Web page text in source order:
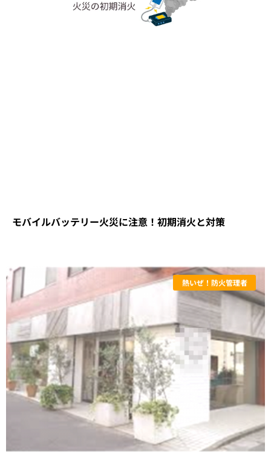
モバイルバッテリー火災に注意！初期消火と対策
熱いぜ！防火管理者